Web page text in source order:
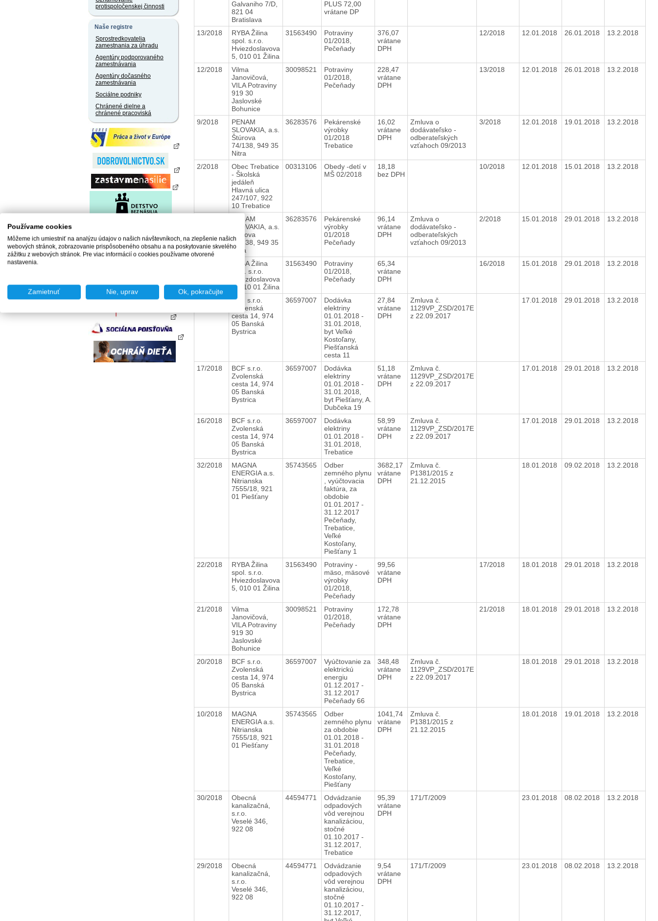
protispoločenskej činnosti
Naše registre
Sprostredkovatelia
zamestnania za úhradu
Agentúry podporovaného
zamestnávania
Agentúry dočasného
zamestnávania
Sociálne podniky
Chránené dielne a
chránené pracoviská
Galvaniho 7/D,
821 04
Bratislava
PLUS 72,00
vrátane DP
13/2018
RYBA Žilina
spol. s.r.o.
Hviezdoslavova
5, 010 01 Žilina
31563490
Potraviny
01/2018,
Pečeňady
376,07
vrátane
DPH
12/2018 12.01.2018 26.01.2018 13.2.2018
12/2018
Vilma
Janovičová,
VILA Potraviny
919 30
Jaslovské
Bohunice
30098521
Potraviny
01/2018,
Pečeňady
228,47
vrátane
DPH
13/2018 12.01.2018 26.01.2018 13.2.2018
9/2018
PENAM
SLOVAKIA, a.s.
Štúrova
74/138, 949 35
Nitra
36283576
Pekárenské
výrobky
01/2018
Trebatice
16,02
vrátane
DPH
Zmluva o
dodávateľsko -
odberateľských
vzťahoch 09/2013
3/2018 12.01.2018 19.01.2018 13.2.2018
2/2018
Obec Trebatice
- Školská
jedáleň
Hlavná ulica
247/107, 922
10 Trebatice
00313106
Obedy -detí v
MŠ 02/2018
18,18
bez DPH
10/2018 12.01.2018 15.01.2018 13.2.2018
PENAM
SLOVAKIA, a.s.
Štúrova
74/138, 949 35
Nitra
36283576
Pekárenské
výrobky
01/2018
Pečeňady
96,14
vrátane
DPH
Zmluva o
dodávateľsko -
odberateľských
vzťahoch 09/2013
2/2018 15.01.2018 29.01.2018 13.2.2018
RYBA Žilina
spol. s.r.o.
Hviezdoslavova
5, 010 01 Žilina
31563490
Potraviny
01/2018,
Pečeňady
65,34
vrátane
DPH
16/2018 15.01.2018 29.01.2018 13.2.2018
18/2018
BCF s.r.o.
Zvolenská
cesta 14, 974
05 Banská
Bystrica
36597007
Dodávka
elektriny
01.01.2018 -
31.01.2018,
byt Veľké
Kostoľany,
Piešťanská
cesta 11
27,84
vrátane
DPH
Zmluva č.
1129VP_ZSD/2017E
z 22.09.2017
17.01.2018 29.01.2018 13.2.2018
17/2018
BCF s.r.o.
Zvolenská
cesta 14, 974
05 Banská
Bystrica
36597007
Dodávka
elektriny
01.01.2018 -
31.01.2018,
byt Piešťany, A.
Dubčeka 19
51,18
vrátane
DPH
Zmluva č.
1129VP_ZSD/2017E
z 22.09.2017
17.01.2018 29.01.2018 13.2.2018
16/2018
BCF s.r.o.
Zvolenská
cesta 14, 974
05 Banská
Bystrica
36597007
Dodávka
elektriny
01.01.2018 -
31.01.2018,
Trebatice
58,99
vrátane
DPH
Zmluva č.
1129VP_ZSD/2017E
z 22.09.2017
17.01.2018 29.01.2018 13.2.2018
32/2018
MAGNA
ENERGIA a.s.
Nitrianska
7555/18, 921
01 Piešťany
35743565
Odber
zemného plynu
, vyúčtovacia
faktúra, za
obdobie
01.01.2017 -
31.12.2017
Pečeňady,
Trebatice,
Veľké
Kostoľany,
Piešťany 1
3682,17
vrátane
DPH
Zmluva č.
P1381/2015 z
21.12.2015
18.01.2018 09.02.2018 13.2.2018
22/2018
RYBA Žilina
spol. s.r.o.
Hviezdoslavova
5, 010 01 Žilina
31563490
Potraviny -
mäso, mäsové
výrobky
01/2018,
Pečeňady
99,56
vrátane
DPH
17/2018 18.01.2018 29.01.2018 13.2.2018
21/2018
Vilma
Janovičová,
VILA Potraviny
919 30
Jaslovské
Bohunice
30098521
Potraviny
01/2018,
Pečeňady
172,78
vrátane
DPH
21/2018 18.01.2018 29.01.2018 13.2.2018
20/2018
BCF s.r.o.
Zvolenská
cesta 14, 974
05 Banská
Bystrica
36597007
Vyúčtovanie za
elektrickú
energiu
01.12.2017 -
31.12.2017
Pečeňady 66
348,48
vrátane
DPH
Zmluva č.
1129VP_ZSD/2017E
z 22.09.2017
18.01.2018 29.01.2018 13.2.2018
10/2018
MAGNA
ENERGIA a.s.
Nitrianska
7555/18, 921
01 Piešťany
35743565
Odber
zemného plynu
za obdobie
01.01.2018 -
31.01.2018
Pečeňady,
Trebatice,
Veľké
Kostoľany,
Piešťany
1041,74
vrátane
DPH
Zmluva č.
P1381/2015 z
21.12.2015
18.01.2018 19.01.2018 13.2.2018
30/2018
Obecná
kanalizačná,
s.r.o.
Veselé 346,
922 08
44594771
Odvádzanie
odpadových
vôd verejnou
kanalizáciou,
stočné
01.10.2017 -
31.12.2017,
Trebatice
95,39
vrátane
DPH
171/T/2009 23.01.2018 08.02.2018 13.2.2018
29/2018
Obecná
kanalizačná,
s.r.o.
Veselé 346,
922 08
44594771
Odvádzanie
odpadových
vôd verejnou
kanalizáciou,
stočné
01.10.2017 -
31.12.2017,
9,54
vrátane
DPH
171/T/2009 23.01.2018 08.02.2018 13.2.2018
Používame cookies
Môžeme ich umiestniť na analýzu údajov o našich návštevníkoch, na zlepšenie našich
webových stránok, zobrazovanie prispôsobeného obsahu a na poskytovanie skvelého
zážitku z webových stránok. Pre viac informácií o cookies používame otvorené
nastavenia.
Zamietnuť Nie, uprav Ok, pokračujte